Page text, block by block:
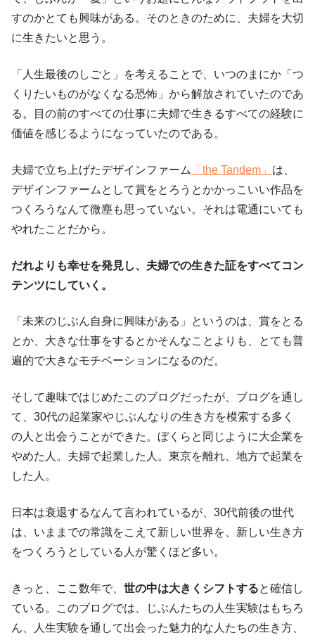
すのかとても興味がある。そのときのために、夫婦を大切
に生きたいと思う。
「人生最後のしごと」を考えることで、いつのまにか「つ
くりたいものがなくなる恐怖」から解放されていたのであ
る。目の前のすべての仕事に夫婦で生きるすべての経験に
価値を感じるようになっていたのである。
夫婦で立ち上げたデザインファーム 「the Tandem」 は、
デザインファームとして賞をとろうとかかっこいい作品を
つくろうなんて微塵も思っていない。それは電通にいても
やれたことだから。
だれよりも幸せを発見し、夫婦での生きた証をすべてコン
テンツにしていく。
「未来のじぶん自身に興味がある」というのは、賞をとる
とか、大きな仕事をするとかそんなことよりも、とても普
遍的で大きなモチベーションになるのだ。
そして趣味ではじめたこのブログだったが、ブログを通し
て、30代の起業家やじぶんなりの生き方を模索する多く
の人と出会うことができた。ぼくらと同じように大企業を
やめた人。夫婦で起業した人。東京を離れ、地方で起業を
した人。
日本は衰退するなんて言われているが、30代前後の世代
は、いままでの常識をこえて新しい世界を、新しい生き方
をつくろうとしている人が驚くほど多い。
きっと、ここ数年で、 世の中は大きくシフトすると確信し
ている。このブログでは、じぶんたちの人生実験はもちろ
ん、人生実験を通して出会った魅力的な人たちの生き方、